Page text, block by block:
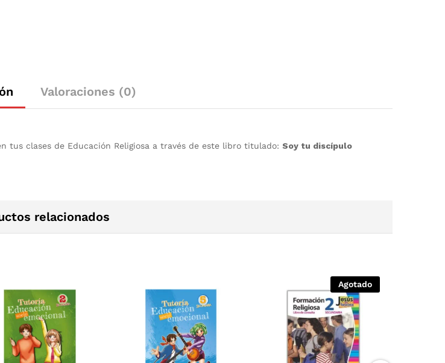
Valoraciones (0)
tus clases de Educación Religiosa a través de este libro titulado: Soy tu discípulo
relacionados
Agotado